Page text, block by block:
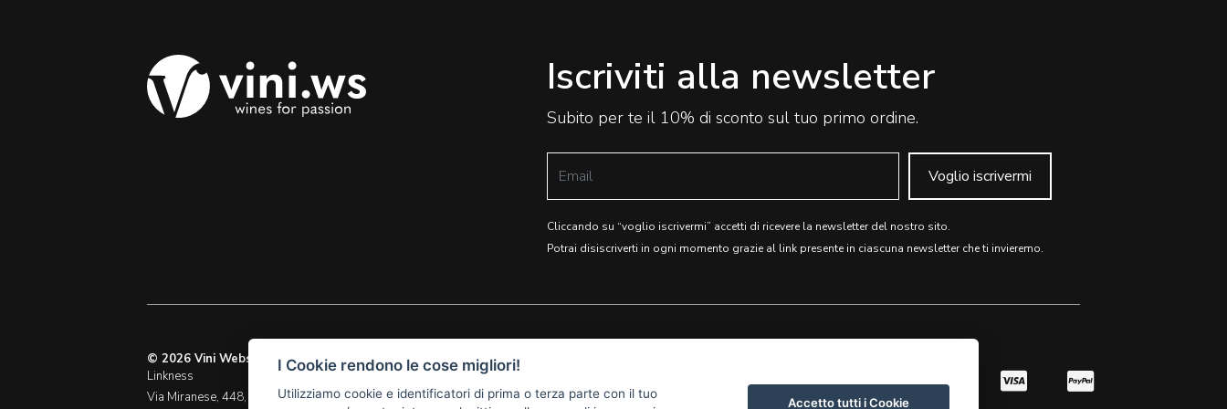
Iscriviti alla newsletter
Subito per te il 10% di sconto sul tuo primo ordine.
Voglio iscrivermi
Cliccando su “voglio iscrivermi” accetti di ricevere la newsletter del nostro sito.
Potrai disiscriverti in ogni momento grazie al link presente in ciascuna newsletter che ti invieremo.
© 2026 Vini Webstore
Linkness
Via Miranese, 448,
P.I. 03255760278
PRODUTTORE?
TERMINI E CONDIZIONI
I Cookie rendono le cose migliori!
Utilizziamo cookie e identificatori di prima o terza parte con il tuo
Accetto tutti i Cookie